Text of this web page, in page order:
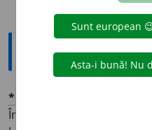
Explicative DEX
*
Încheietura osului